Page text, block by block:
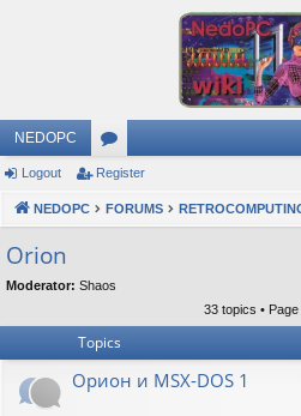
NEDOPC
or
u
s
Logout Register
NEDOPC FORUMS
Orion
Moderator: Shaos
33 topics • Page
Topics
Орион и MSX-DOS 1